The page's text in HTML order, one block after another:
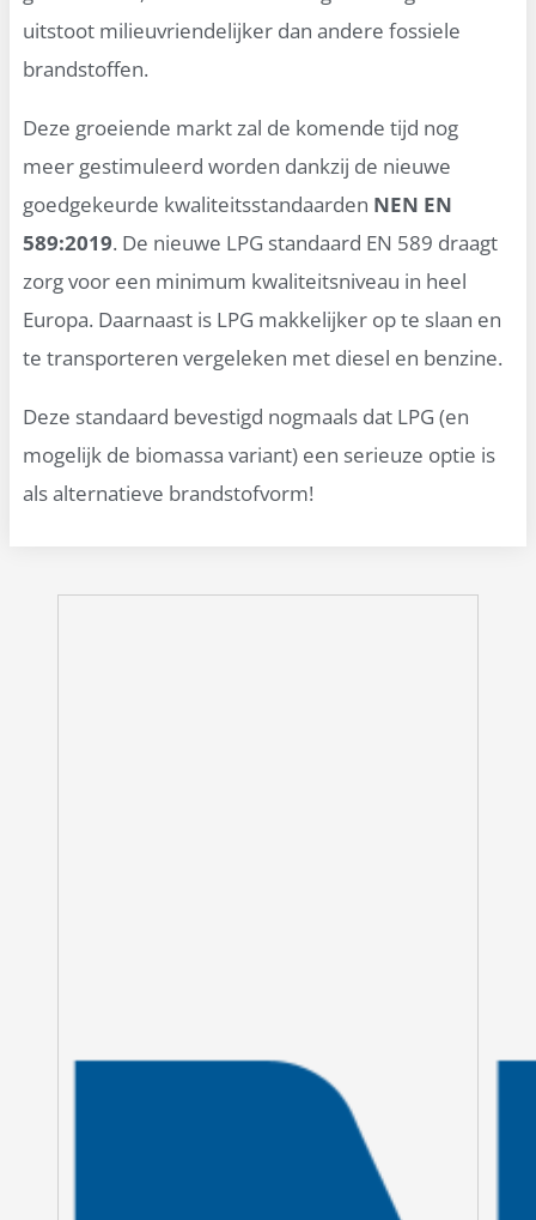
uitstoot milieuvriendelijker dan andere fossiele
brandstoffen.
Deze groeiende markt zal de komende tijd nog
meer gestimuleerd worden dankzij de nieuwe
goedgekeurde kwaliteitsstandaarden NEN EN
589:2019. De nieuwe LPG standaard EN 589 draagt
zorg voor een minimum kwaliteitsniveau in heel
Europa. Daarnaast is LPG makkelijker op te slaan en
te transporteren vergeleken met diesel en benzine.
Deze standaard bevestigd nogmaals dat LPG (en
mogelijk de biomassa variant) een serieuze optie is
als alternatieve brandstofvorm!